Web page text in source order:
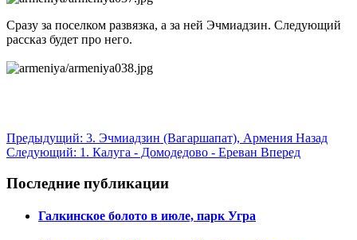
Сразу за поселком развязка, а за ней Эчмиадзин. Следующий
рассказ будет про него.
Предыдущий: 3. Эчмиадзин (Вагаршапат), Армения Назад
Следующий: 1. Калуга - Домодедово - Ереван Вперед
Последние публикации
Галкинское болото в июле, парк Угра